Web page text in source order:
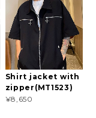
Shirt jacket with
zipper(MT1523)
¥8,650